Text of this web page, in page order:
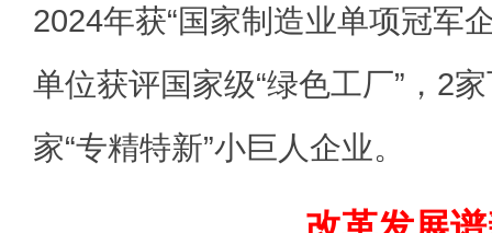
2024年获“国家制造业单项冠军
单位获评国家级“绿色工厂”，2
家“专精特新”小巨人企业。